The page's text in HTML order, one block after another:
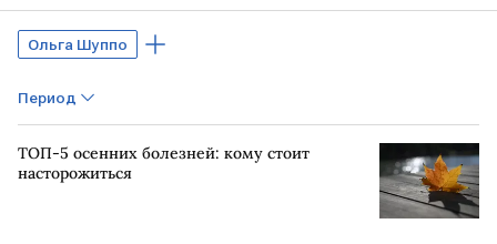
Ольга Шуппо
Период
ТОП-5 осенних болезней: кому стоит
насторожиться